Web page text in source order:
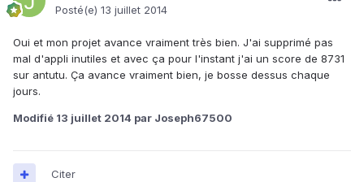
Posté(e) 13 juillet 2014
Oui et mon projet avance vraiment très bien. J'ai supprimé pas
mal d'appli inutiles et avec ça pour l'instant j'ai un score de 8731
sur antutu. Ça avance vraiment bien, je bosse dessus chaque
jours.
Modifié 13 juillet 2014 par Joseph67500
Citer